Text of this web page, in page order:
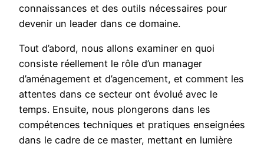
connaissances et des outils nécessaires pour
devenir un leader dans ce domaine.
Tout d’abord, nous allons examiner en quoi
consiste réellement le rôle d’un manager
d’aménagement et d’agencement, et comment les
attentes dans ce secteur ont évolué avec le
temps. Ensuite, nous plongerons dans les
compétences techniques et pratiques enseignées
dans le cadre de ce master, mettant en lumière